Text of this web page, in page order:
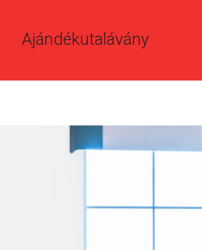
Ajándékutalávány